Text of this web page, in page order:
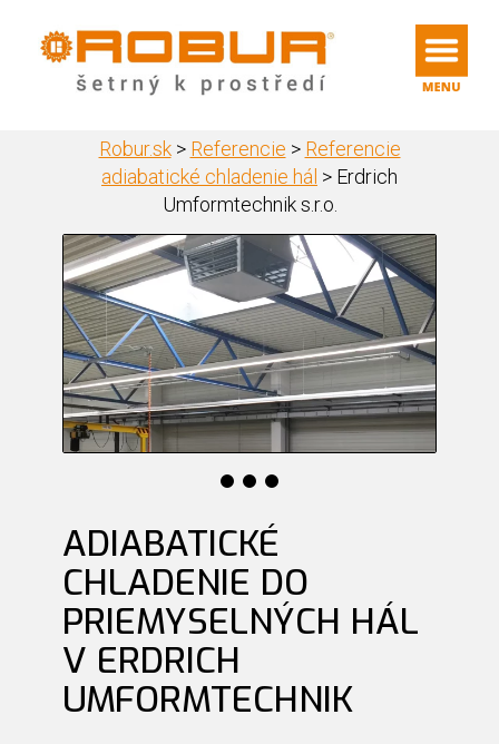
Robur.sk > Referencie > Referencie
adiabatické chladenie hál > Erdrich
Umformtechnik s.r.o.
ADIABATICKÉ
CHLADENIE DO
PRIEMYSELNÝCH HÁL
V ERDRICH
UMFORMTECHNIK